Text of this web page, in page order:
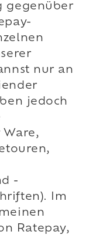
gegenüber
nur an
jedoch
Ware,
-
Im
Ratepay,